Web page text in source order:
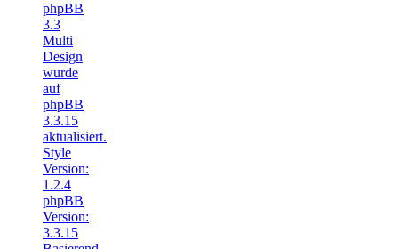
phpBB
3.3
Multi
Design
wurde
auf
phpBB
3.3.15
aktualisiert.
Style
Version:
1.2.4
phpBB
Version:
3.3.15